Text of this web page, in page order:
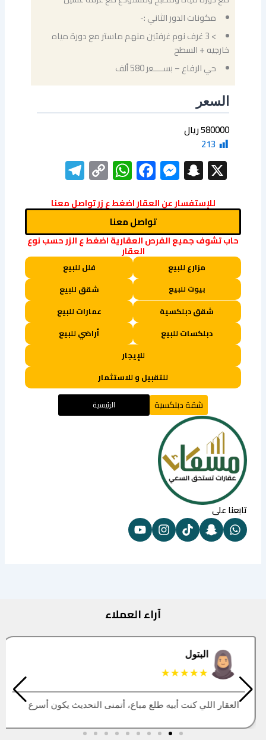
مكونات الدور الثاني :-
> 3 غرف نوم غرفتين منهم ماستر مع دورة مياه
خارجيه + السطح
حي الرفاع – بســــعر 580 ألف
السعر
580000 ريال
213
X
Snapchat
Messenger
Facebook
WhatsApp
Copy
Link
للإستفسار عن العقار اضغط ع زر تواصل معنا
تواصل معنا
حاب تشوف جميع الفرص العقارية اضغط ع الزر حسب نوع
العقار
مزارع للبيع فلل للبيع
بيوت للبيع
شقق للبيع
شقق دبلكسية
عمارات للبيع
دبلكسات للبيع
أراضي للبيع
للإيجار
للتقبيل و للاستثمار
شقة دبلكسية الرئيسية
تابعنا على
آراء العملاء
البتول
★★★★★
العقار اللي كنت أبيه طلع مباع، أتمنى التحديث يكون أسرع